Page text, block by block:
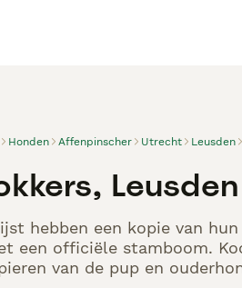
Honden Affenpinscher Utrecht Leusden
Leusden
hebben een kopie van
een officiële stamboom.
van de pup en